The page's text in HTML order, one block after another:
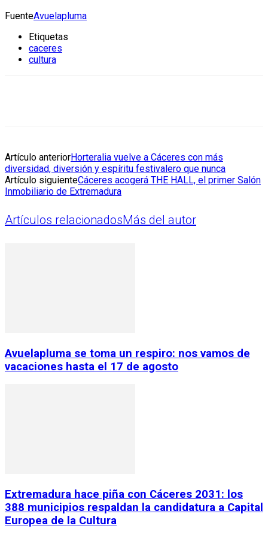
FuenteAvuelapluma
Etiquetas
caceres
cultura
Artículo anteriorHorteralia vuelve a Cáceres con más
diversidad, diversión y espíritu festivalero que nunca
Artículo siguienteCáceres acogerá THE HALL, el primer Salón
Inmobiliario de Extremadura
Artículos relacionadosMás del autor
Avuelapluma se toma un respiro: nos vamos de
vacaciones hasta el 17 de agosto
Extremadura hace piña con Cáceres 2031: los
388 municipios respaldan la candidatura a Capital
Europea de la Cultura